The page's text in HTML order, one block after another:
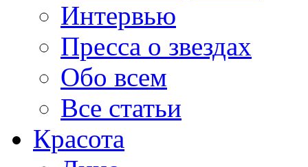
Интервью
Пресса о звездах
Обо всем
Все статьи
Красота